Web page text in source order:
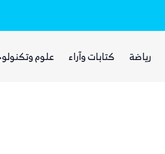
ذا ناشيونال: توسع حضور الحوثيين في
رياضة كتابات وآراء علوم